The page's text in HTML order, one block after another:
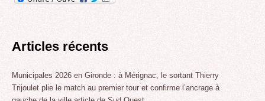
Articles récents
Municipales 2026 en Gironde : à Mérignac, le sortant Thierry
Trijoulet plie le match au premier tour et confirme l’ancrage à